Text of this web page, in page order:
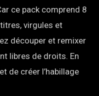
ce pack comprend 8
virgules et
découper et remixer
libres de droits. En
de créer l’habillage